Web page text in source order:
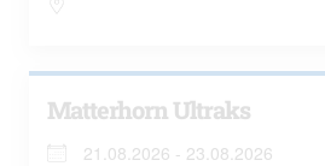
Matterhorn Ultraks
21.08.2026 - 23.08.2026